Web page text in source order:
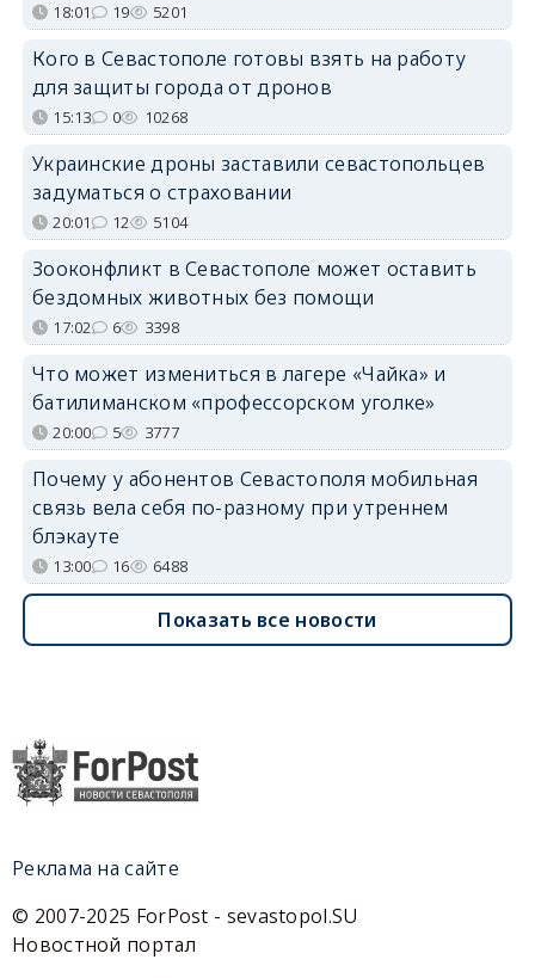
18:01 19 5201
Кого в Севастополе готовы взять на работу
для защиты города от дронов
15:13 0 10268
Украинские дроны заставили севастопольцев
задуматься о страховании
20:01 12 5104
Зооконфликт в Севастополе может оставить
бездомных животных без помощи
17:02 6 3398
Что может измениться в лагере «Чайка» и
батилиманском «профессорском уголке»
20:00 5 3777
Почему у абонентов Севастополя мобильная
связь вела себя по-разному при утреннем
блэкауте
13:00 16 6488
Показать все новости
Реклама на сайте
© 2007-2025 ForPost - sevastopol.SU
Новостной портал